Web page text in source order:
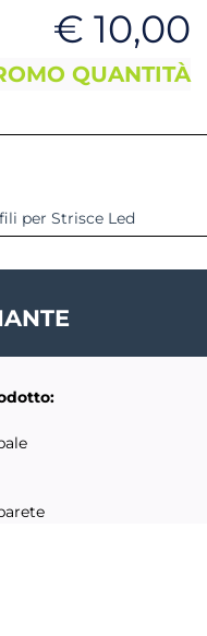
€ 10,00
QUANTITÀ
per Strisce Led